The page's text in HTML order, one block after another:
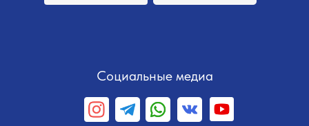
Социальные медиа